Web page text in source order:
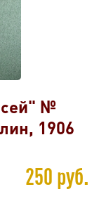
№
1906
250 руб.